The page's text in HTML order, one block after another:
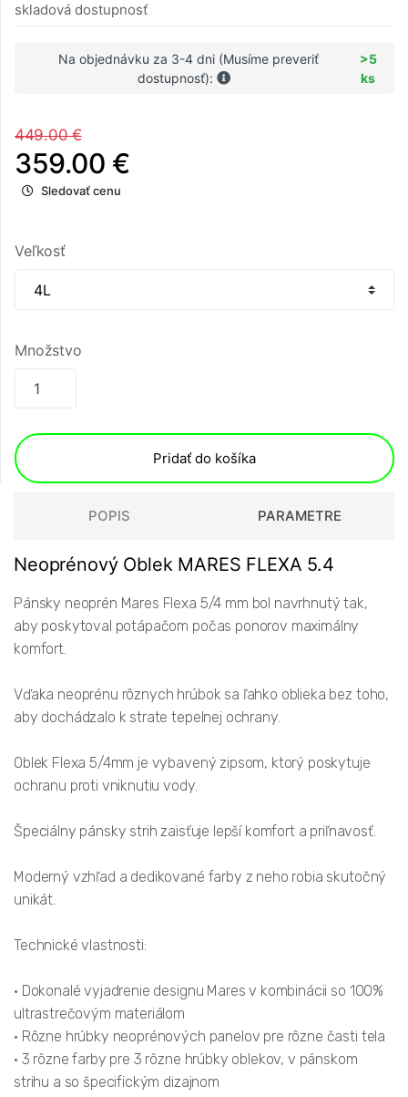
skladová dostupnosť
Na objednávku za 3-4 dni (Musíme preveriť
dostupnosť):
>5
ks
449.00 €
359.00 €
Sledovať cenu
Veľkosť
Množstvo
Pridať do košíka
POPIS PARAMETRE
Neoprénový Oblek MARES FLEXA 5.4
Pánsky neoprén Mares Flexa 5/4 mm bol navrhnutý tak,
aby poskytoval potápačom počas ponorov maximálny
komfort.
Vďaka neoprénu rôznych hrúbok sa ľahko oblieka bez toho,
aby dochádzalo k strate tepelnej ochrany.
Oblek Flexa 5/4mm je vybavený zipsom, ktorý poskytuje
ochranu proti vniknutiu vody.
Špeciálny pánsky strih zaisťuje lepší komfort a priľnavosť.
Moderný vzhľad a dedikované farby z neho robia skutočný
unikát.
Technické vlastnosti:
• Dokonalé vyjadrenie designu Mares v kombinácii so 100%
ultrastrečovým materiálom
• Rôzne hrúbky neoprénových panelov pre rôzne časti tela
• 3 rôzne farby pre 3 rôzne hrúbky oblekov, v pánskom
strihu a so špecifickým dizajnom